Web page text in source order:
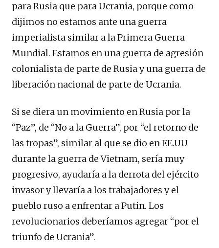
para Rusia que para Ucrania, porque como
dijimos no estamos ante una guerra
imperialista similar a la Primera Guerra
Mundial. Estamos en una guerra de agresión
colonialista de parte de Rusia y una guerra de
liberación nacional de parte de Ucrania.
Si se diera un movimiento en Rusia por la
“Paz”, de “No a la Guerra”, por “el retorno de
las tropas”, similar al que se dio en EE.UU
durante la guerra de Vietnam, sería muy
progresivo, ayudaría a la derrota del ejército
invasor y llevaría a los trabajadores y el
pueblo ruso a enfrentar a Putin. Los
revolucionarios deberíamos agregar “por el
triunfo de Ucrania”.